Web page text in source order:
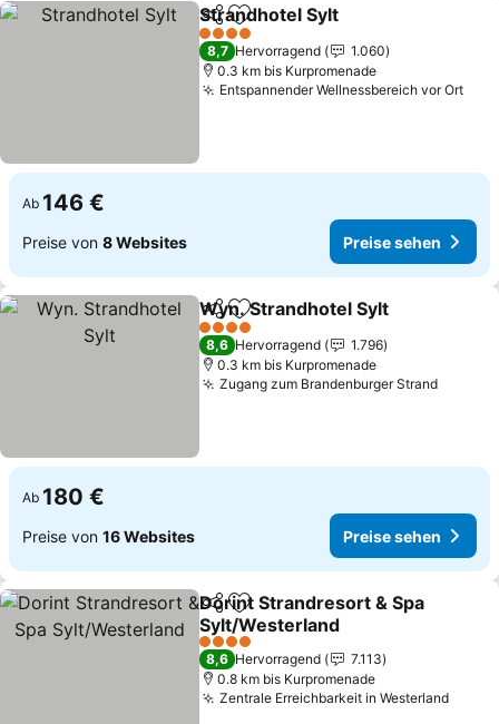
TeilenZu Favoriten hinzufügen
Strandhotel Sylt
4 Sterne
8,7 Hervorragend
1.060
0.3 km bis Kurpromenade
Entspannender Wellnessbereich vor Ort
Ab 146 €
Preise von 8 Websites Preise sehen
TeilenZu Favoriten hinzufügen
Wyn. Strandhotel Sylt
4 Sterne
8,6 Hervorragend
1.796
0.3 km bis Kurpromenade
Zugang zum Brandenburger StrandPreise
Ab 180 €
Preise von 16 Websites Preise sehen
TeilenZu Favoriten hinzufügen
Dorint Strandresort & Spa
Sylt/Westerland
Preise sehen
4 Sterne
8,6 Hervorragend
7.113
0.8 km bis Kurpromenade
Zentrale Erreichbarkeit in Westerland